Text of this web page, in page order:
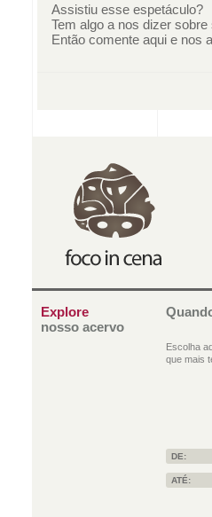
Assistiu esse espetáculo?
Tem algo a nos dizer
Então comente aqui e nos
Explore
nosso acervo
Escolha
que mais
DE:
ATÉ: